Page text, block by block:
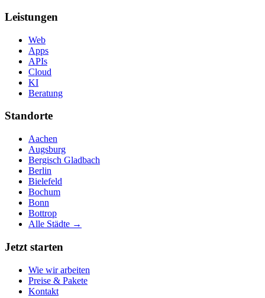
Leistungen
Web
Apps
APIs
Cloud
KI
Beratung
Standorte
Aachen
Augsburg
Bergisch Gladbach
Berlin
Bielefeld
Bochum
Bonn
Bottrop
Alle Städte →
Jetzt starten
Wie wir arbeiten
Preise & Pakete
Kontakt